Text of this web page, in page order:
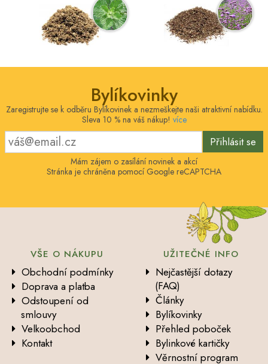
Bylíkovinky
Zaregistrujte se k odběru Bylíkovinek a nezmeškejte naši atraktivní nabídku.
Sleva 10 % na váš nákup! více
Přihlásit se
Mám zájem o zasílání novinek a akcí
Stránka je chráněna pomocí Google reCAPTCHA
VŠE O NÁKUPU
Obchodní podmínky
Doprava a platba
Odstoupení od
smlouvy
Velkoobchod
Kontakt
UŽITEČNÉ INFO
Nejčastější dotazy
(FAQ)
Články
Bylíkovinky
Přehled poboček
Bylinkové kartičky
Věrnostní program